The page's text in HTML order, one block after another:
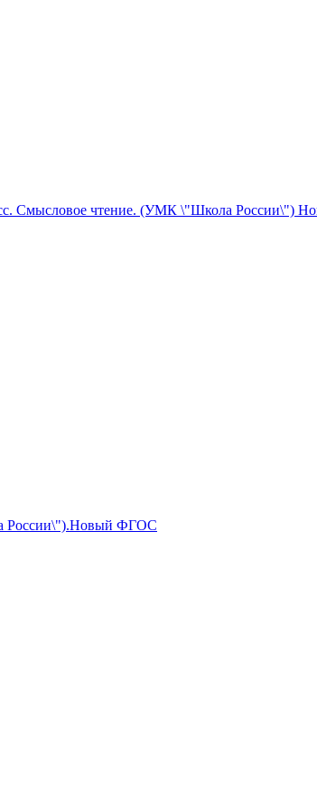
Смысловое чтение. (УМК \"Школа России\")
России\").Новый ФГОС